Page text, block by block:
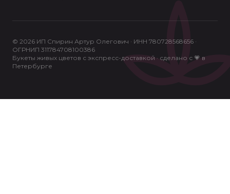
© 2026 ИП Спирин Артур Олегович · ИНН 780728568656 ·
ОГРНИП 311784708100386
Букеты живых цветов с экспресс-доставкой · сделано с 💗 в
Петербурге